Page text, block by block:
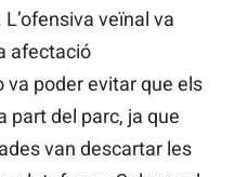
veïnal va
afectació
poder evitar que els
part del parc, ja que
van descartar les